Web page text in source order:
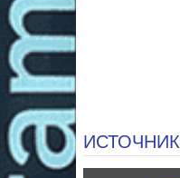
ИСТОЧНИК